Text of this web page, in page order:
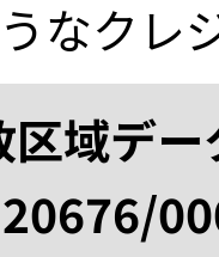
なクレ
区域デ